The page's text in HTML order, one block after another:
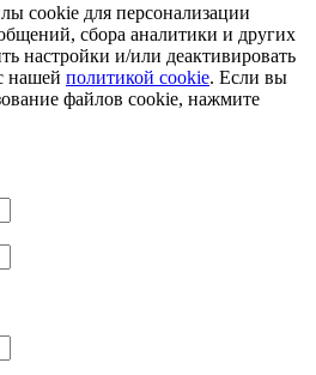
cookie для персонализации
сбора аналитики и других
настройки и/или деактивировать
нашей политикой cookie. Если вы
файлов cookie, нажмите